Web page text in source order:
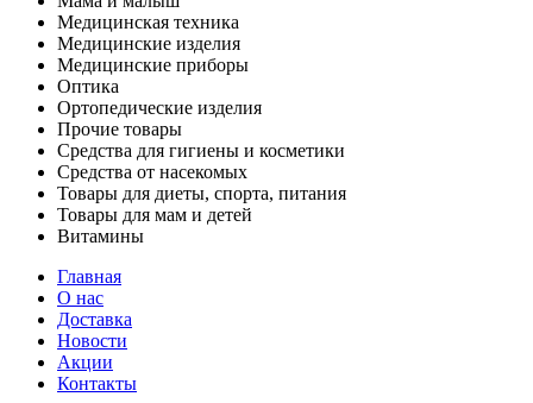
Медицинская техника
Медицинские изделия
Медицинские приборы
Оптика
Ортопедические изделия
Прочие товары
Средства для гигиены и косметики
Средства от насекомых
Товары для диеты, спорта, питания
Товары для мам и детей
Витамины
Главная
О нас
Доставка
Новости
Акции
Контакты